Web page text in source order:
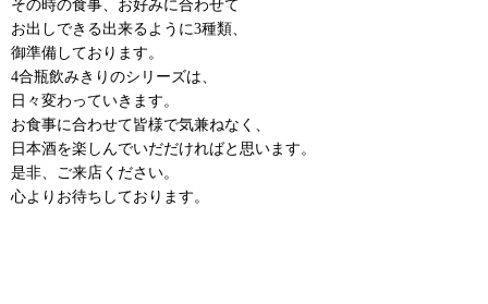
その時の食事、お好みに合わせて
お出しできる出来るように3種類、
御準備しております。
4合瓶飲みきりのシリーズは、
日々変わっていきます。
お食事に合わせて皆様で気兼ねなく、
日本酒を楽しんでいだだければと思います。
是非、ご来店ください。
心よりお待ちしております。